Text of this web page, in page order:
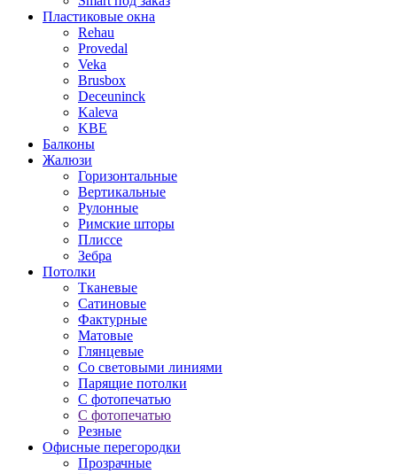
Пластиковые окна
Rehau
Provedal
Veka
Brusbox
Deceuninck
Kaleva
KBE
Балконы
Жалюзи
Горизонтальные
Вертикальные
Рулонные
Римские шторы
Плиссе
Зебра
Потолки
Тканевые
Сатиновые
Фактурные
Матовые
Глянцевые
Со световыми линиями
Парящие потолки
С фотопечатью
С фотопечатью
Резные
Офисные перегородки
Прозрачные